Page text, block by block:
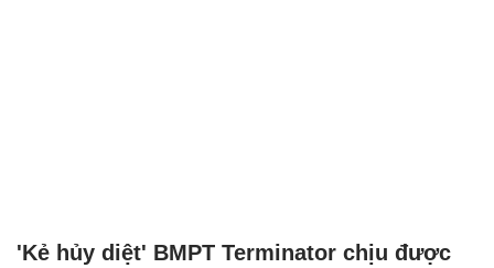
'Kẻ hủy diệt' BMPT Terminator chịu được